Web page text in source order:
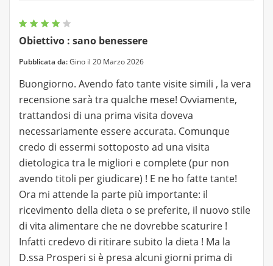
Obiettivo : sano benessere
Pubblicata da:Gino il 20 Marzo 2026
Buongiorno. Avendo fato tante visite simili , la vera
recensione sarà tra qualche mese! Ovviamente,
trattandosi di una prima visita doveva
necessariamente essere accurata. Comunque
credo di essermi sottoposto ad una visita
dietologica tra le migliori e complete (pur non
avendo titoli per giudicare) ! E ne ho fatte tante!
Ora mi attende la parte più importante: il
ricevimento della dieta o se preferite, il nuovo stile
di vita alimentare che ne dovrebbe scaturire !
Infatti credevo di ritirare subito la dieta ! Ma la
D.ssa Prosperi si è presa alcuni giorni prima di